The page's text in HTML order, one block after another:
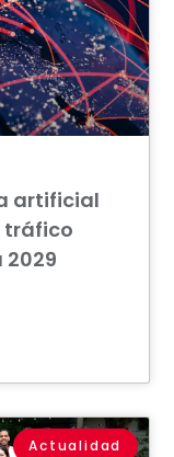
artificial
tráfico
Actualidad